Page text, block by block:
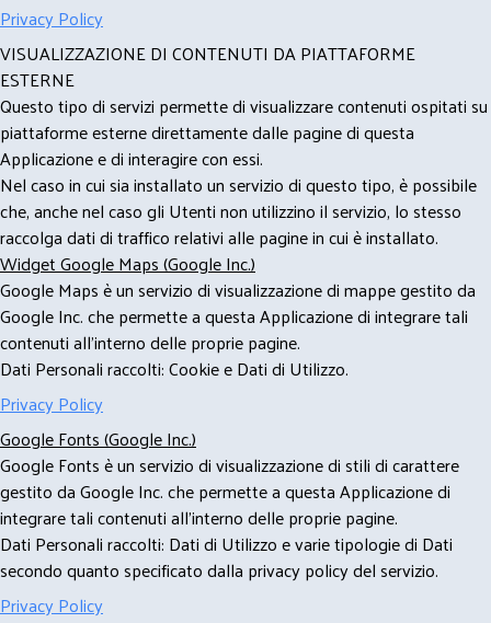
Privacy Policy
VISUALIZZAZIONE DI CONTENUTI DA PIATTAFORME
ESTERNE
Questo tipo di servizi permette di visualizzare contenuti ospitati su
piattaforme esterne direttamente dalle pagine di questa
Applicazione e di interagire con essi.
Nel caso in cui sia installato un servizio di questo tipo, è possibile
che, anche nel caso gli Utenti non utilizzino il servizio, lo stesso
raccolga dati di traffico relativi alle pagine in cui è installato.
Widget Google Maps (Google Inc.)
Google Maps è un servizio di visualizzazione di mappe gestito da
Google Inc. che permette a questa Applicazione di integrare tali
contenuti all'interno delle proprie pagine.
Dati Personali raccolti: Cookie e Dati di Utilizzo.
Privacy Policy
Google Fonts (Google Inc.)
Google Fonts è un servizio di visualizzazione di stili di carattere
gestito da Google Inc. che permette a questa Applicazione di
integrare tali contenuti all'interno delle proprie pagine.
Dati Personali raccolti: Dati di Utilizzo e varie tipologie di Dati
secondo quanto specificato dalla privacy policy del servizio.
Privacy Policy